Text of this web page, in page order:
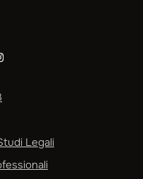
Legali